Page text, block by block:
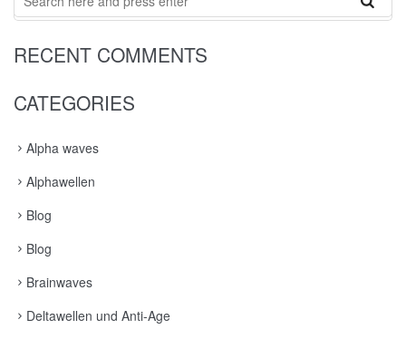
RECENT COMMENTS
CATEGORIES
Alpha waves
Alphawellen
Blog
Blog
Brainwaves
Deltawellen und Anti-Age